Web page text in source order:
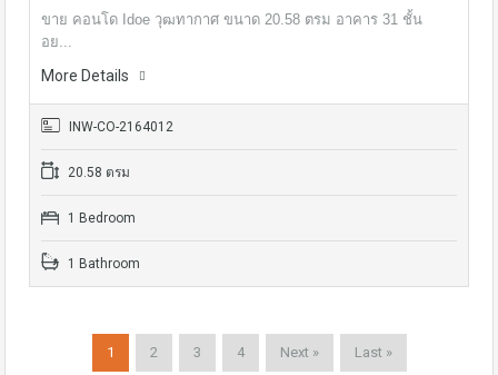
ขาย คอนโด Idoe วุฒทากาศ ขนาด 20.58 ตรม อาคาร 31 ชั้น
อย...
More Details
INW-CO-2164012
20.58 ตรม
1 Bedroom
1 Bathroom
1 2 3 4 Next » Last »